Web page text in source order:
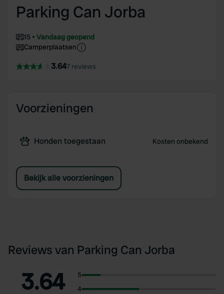
Parking Can Jorba
15
Vandaag geopend
Camperplaatsen
3.647 reviews
Voorzieningen
Honden toegestaan Kosten onbekend
Bekijk alle voorzieningen
Reviews van Parking Can Jorba
3.64
5
4